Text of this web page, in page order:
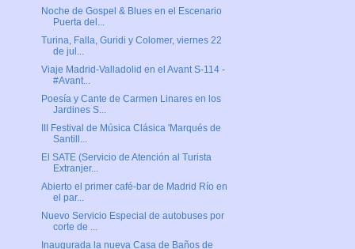
Noche de Gospel & Blues en el Escenario
Puerta del...
Turina, Falla, Guridi y Colomer, viernes 22
de jul...
Viaje Madrid-Valladolid en el Avant S-114 -
#Avant...
Poesía y Cante de Carmen Linares en los
Jardines S...
III Festival de Música Clásica 'Marqués de
Santill...
El SATE (Servicio de Atención al Turista
Extranjer...
Abierto el primer café-bar de Madrid Río en
el par...
Nuevo Servicio Especial de autobuses por
corte de ...
Inaugurada la nueva Casa de Baños de